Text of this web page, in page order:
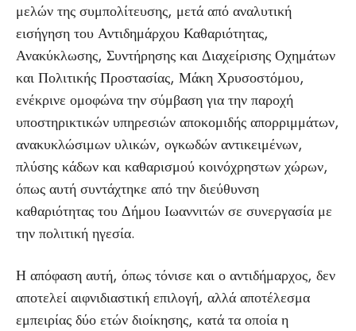
μελών της συμπολίτευσης, μετά από αναλυτική
εισήγηση του Αντιδημάρχου Καθαριότητας,
Ανακύκλωσης, Συντήρησης και Διαχείρισης Οχημάτων
και Πολιτικής Προστασίας, Μάκη Χρυσοστόμου,
ενέκρινε ομοφώνα την σύμβαση για την παροχή
υποστηρικτικών υπηρεσιών αποκομιδής απορριμμάτων,
ανακυκλώσιμων υλικών, ογκωδών αντικειμένων,
πλύσης κάδων και καθαρισμού κοινόχρηστων χώρων,
όπως αυτή συντάχτηκε από την διεύθυνση
καθαριότητας του Δήμου Ιωαννιτών σε συνεργασία με
την πολιτική ηγεσία.
Η απόφαση αυτή, όπως τόνισε και ο αντιδήμαρχος, δεν
αποτελεί αιφνιδιαστική επιλογή, αλλά αποτέλεσμα
εμπειρίας δύο ετών διοίκησης, κατά τα οποία η